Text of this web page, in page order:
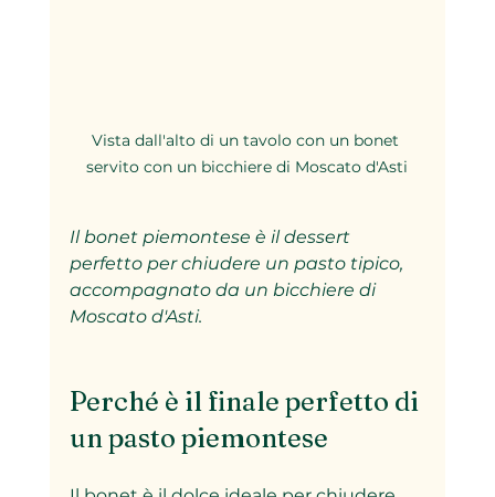
Vista dall'alto di un tavolo con un bonet
servito con un bicchiere di Moscato d'Asti
Il bonet piemontese è il dessert
perfetto per chiudere un pasto tipico,
accompagnato da un bicchiere di
Moscato d'Asti.
Perché è il finale perfetto di
un pasto piemontese